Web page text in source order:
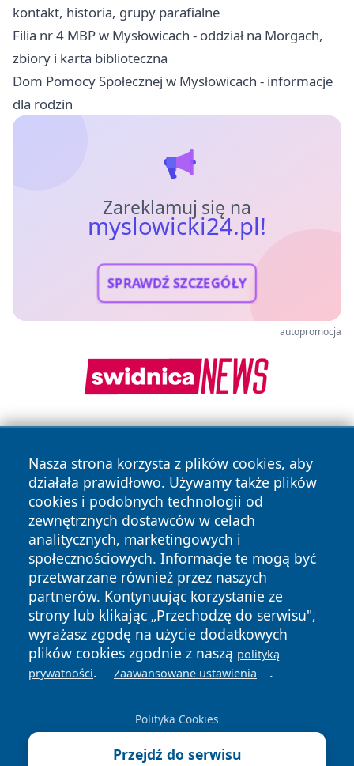
kontakt, historia, grupy parafialne
Filia nr 4 MBP w Mysłowicach - oddział na Morgach,
zbiory i karta biblioteczna
Dom Pomocy Społecznej w Mysłowicach - informacje
dla rodzin
Zareklamuj się na
myslowicki24.pl!
SPRAWDŹ SZCZEGÓŁY
autopromocja
Nasza strona korzysta z plików cookies, aby
działała prawidłowo. Używamy także plików
cookies i podobnych technologii od
zewnętrznych dostawców w celach
analitycznych, marketingowych i
społecznościowych. Informacje te mogą być
przetwarzane również przez naszych
partnerów. Kontynuując korzystanie ze
strony lub klikając „Przechodzę do serwisu",
wyrażasz zgodę na użycie dodatkowych
plików cookies zgodnie z naszą polityką
prywatności. Zaawansowane ustawienia .
Polityka Cookies
Przejdź do serwisu
Copyright © 2026 myslowicki24.pl Wszystkie prawa
zastrzeżone.
News Autorzy
Polityka
Prywatności
Polityka
Cookies